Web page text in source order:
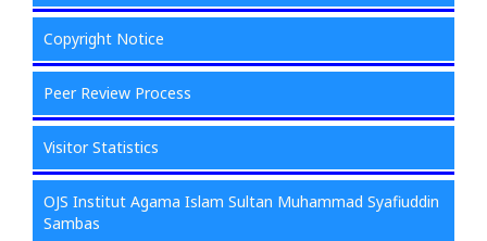
Copyright Notice
Peer Review Process
Visitor Statistics
OJS Institut Agama Islam Sultan Muhammad Syafiuddin
Sambas